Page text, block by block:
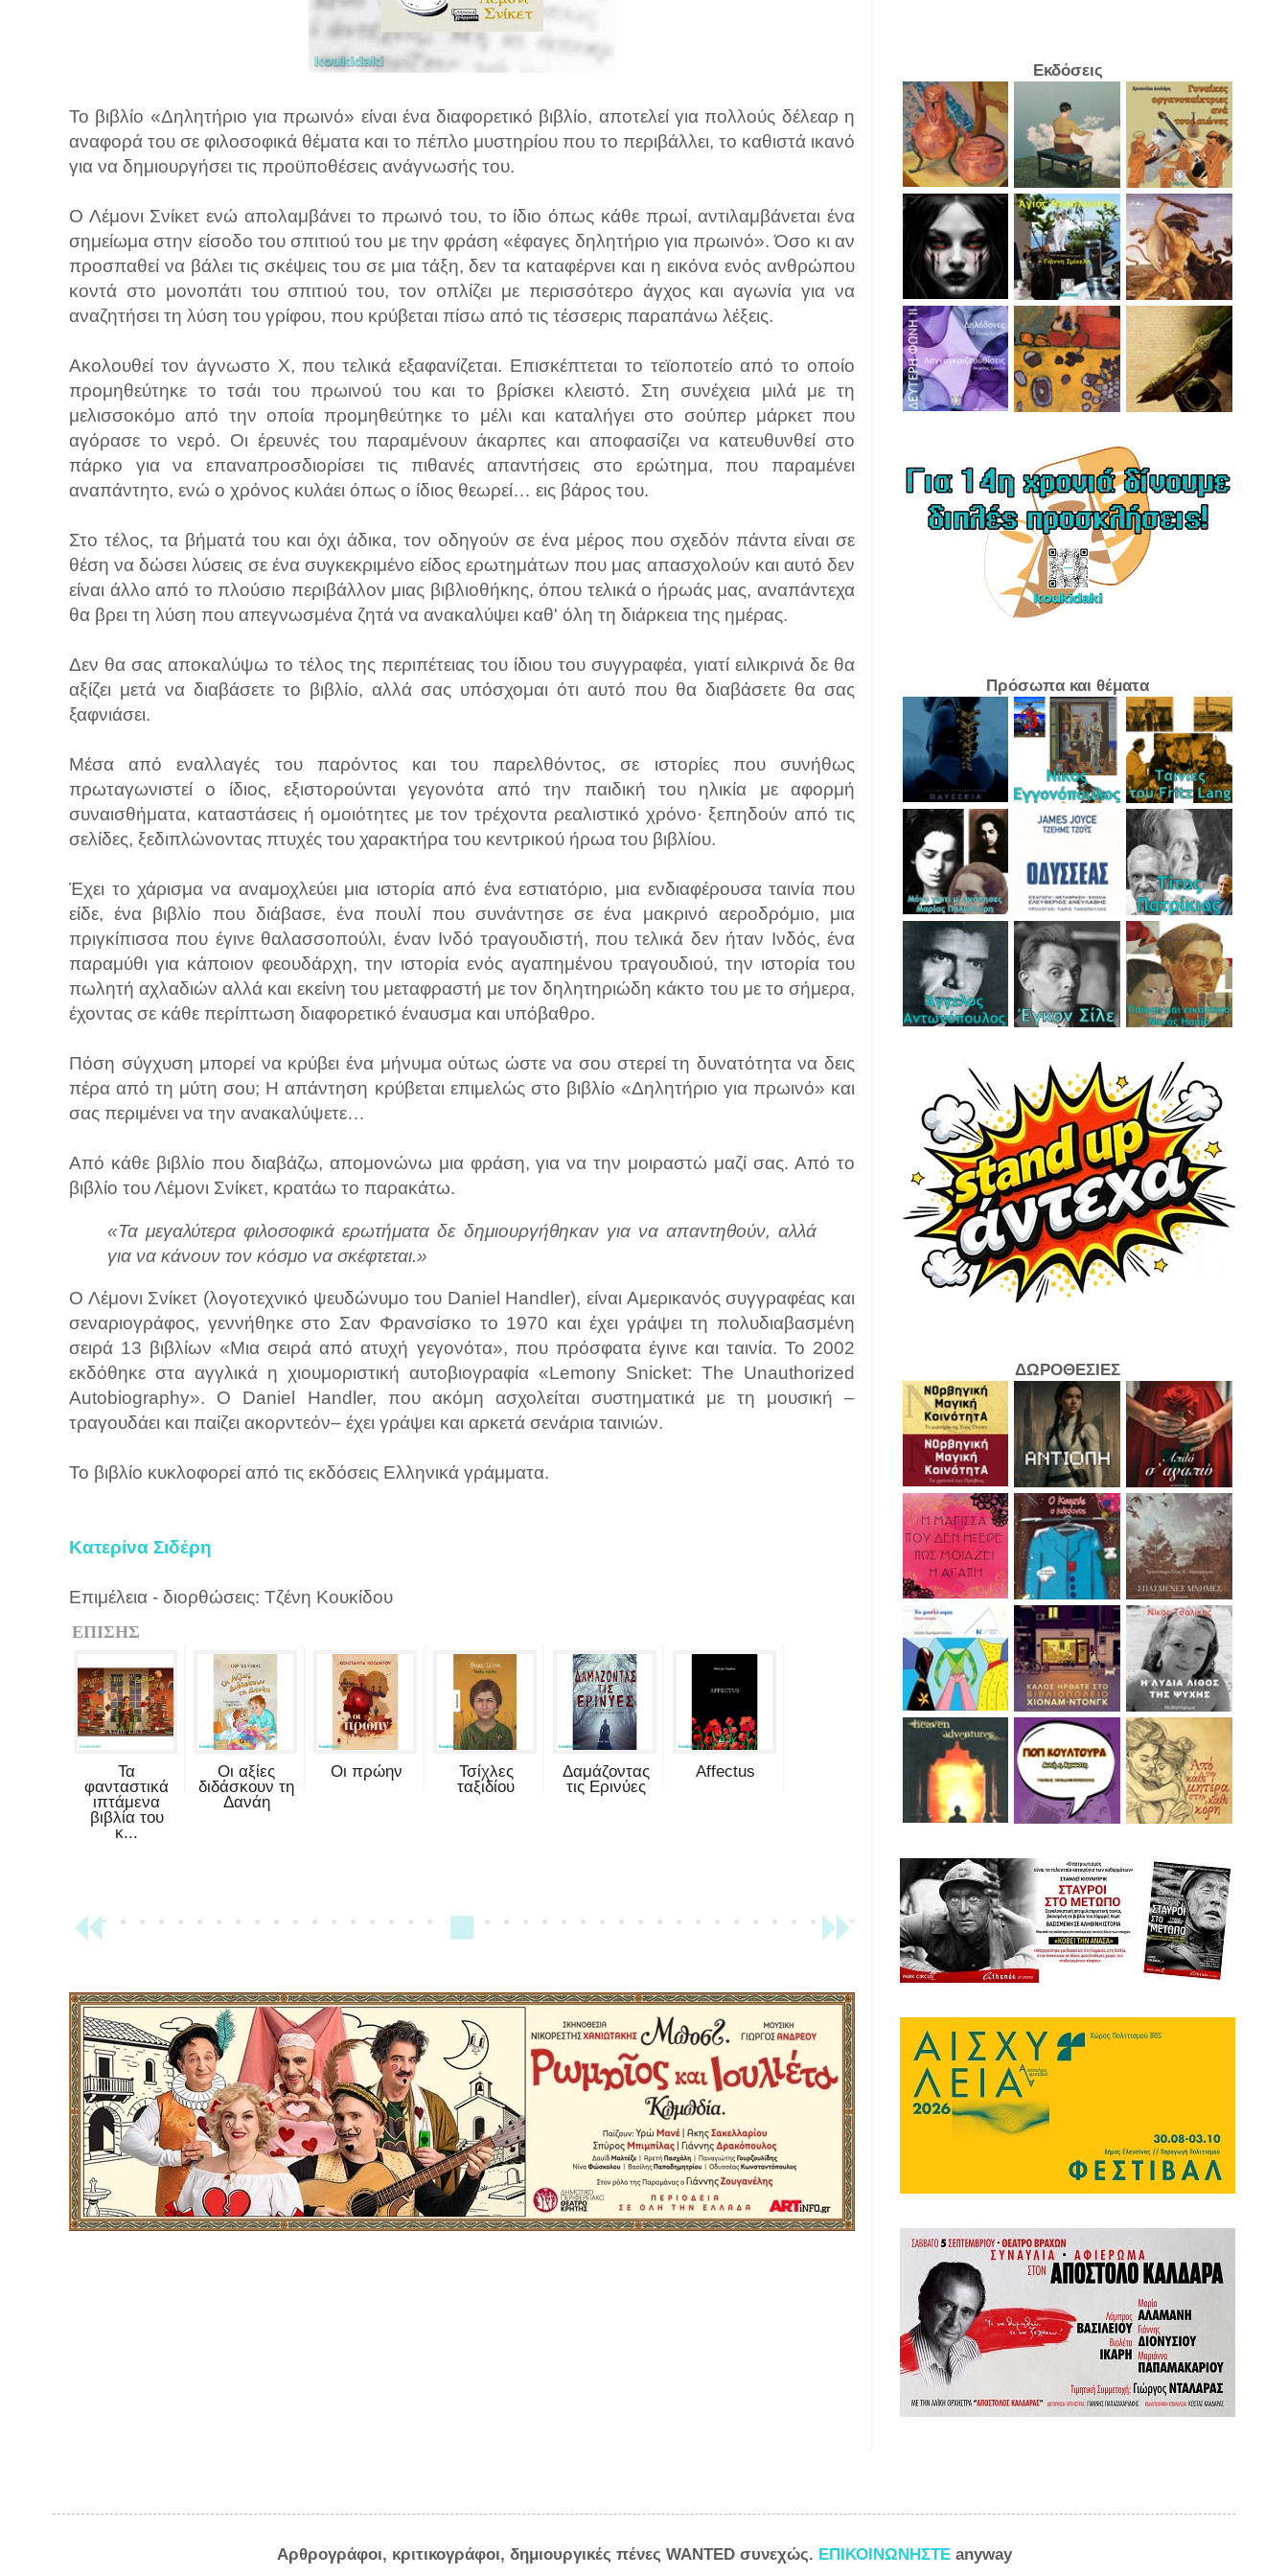
Το βιβλίο «Δηλητήριο για πρωινό» είναι ένα διαφορετικό βιβλίο, αποτελεί για πολλούς δέλεαρ η
αναφορά του σε φιλοσοφικά θέματα και το πέπλο μυστηρίου που το περιβάλλει, το καθιστά ικανό
για να δημιουργήσει τις προϋποθέσεις ανάγνωσής του.
Ο Λέμονι Σνίκετ ενώ απολαμβάνει το πρωινό του, το ίδιο όπως κάθε πρωί, αντιλαμβάνεται ένα
σημείωμα στην είσοδο του σπιτιού του με την φράση «έφαγες δηλητήριο για πρωινό». Όσο κι αν
προσπαθεί να βάλει τις σκέψεις του σε μια τάξη, δεν τα καταφέρνει και η εικόνα ενός ανθρώπου
κοντά στο μονοπάτι του σπιτιού του, τον οπλίζει με περισσότερο άγχος και αγωνία για να
αναζητήσει τη λύση του γρίφου, που κρύβεται πίσω από τις τέσσερις παραπάνω λέξεις.
Ακολουθεί τον άγνωστο Χ, που τελικά εξαφανίζεται. Επισκέπτεται το τεϊοποτείο από το οποίο
προμηθεύτηκε το τσάι του πρωινού του και το βρίσκει κλειστό. Στη συνέχεια μιλά με τη
μελισσοκόμο από την οποία προμηθεύτηκε το μέλι και καταλήγει στο σούπερ μάρκετ που
αγόρασε το νερό. Οι έρευνές του παραμένουν άκαρπες και αποφασίζει να κατευθυνθεί στο
πάρκο για να επαναπροσδιορίσει τις πιθανές απαντήσεις στο ερώτημα, που παραμένει
αναπάντητο, ενώ ο χρόνος κυλάει όπως ο ίδιος θεωρεί… εις βάρος του.
Στο τέλος, τα βήματά του και όχι άδικα, τον οδηγούν σε ένα μέρος που σχεδόν πάντα είναι σε
θέση να δώσει λύσεις σε ένα συγκεκριμένο είδος ερωτημάτων που μας απασχολούν και αυτό δεν
είναι άλλο από το πλούσιο περιβάλλον μιας βιβλιοθήκης, όπου τελικά ο ήρωάς μας, αναπάντεχα
θα βρει τη λύση που απεγνωσμένα ζητά να ανακαλύψει καθ' όλη τη διάρκεια της ημέρας.
Δεν θα σας αποκαλύψω το τέλος της περιπέτειας του ίδιου του συγγραφέα, γιατί ειλικρινά δε θα
αξίζει μετά να διαβάσετε το βιβλίο, αλλά σας υπόσχομαι ότι αυτό που θα διαβάσετε θα σας
ξαφνιάσει.
Μέσα από εναλλαγές του παρόντος και του παρελθόντος, σε ιστορίες που συνήθως
πρωταγωνιστεί ο ίδιος, εξιστορούνται γεγονότα από την παιδική του ηλικία με αφορμή
συναισθήματα, καταστάσεις ή ομοιότητες με τον τρέχοντα ρεαλιστικό χρόνο· ξεπηδούν από τις
σελίδες, ξεδιπλώνοντας πτυχές του χαρακτήρα του κεντρικού ήρωα του βιβλίου.
Έχει το χάρισμα να αναμοχλεύει μια ιστορία από ένα εστιατόριο, μια ενδιαφέρουσα ταινία που
είδε, ένα βιβλίο που διάβασε, ένα πουλί που συνάντησε σε ένα μακρινό αεροδρόμιο, μια
πριγκίπισσα που έγινε θαλασσοπούλι, έναν Ινδό τραγουδιστή, που τελικά δεν ήταν Ινδός, ένα
παραμύθι για κάποιον φεουδάρχη, την ιστορία ενός αγαπημένου τραγουδιού, την ιστορία του
πωλητή αχλαδιών αλλά και εκείνη του μεταφραστή με τον δηλητηριώδη κάκτο του με το σήμερα,
έχοντας σε κάθε περίπτωση διαφορετικό έναυσμα και υπόβαθρο.
Πόση σύγχυση μπορεί να κρύβει ένα μήνυμα ούτως ώστε να σου στερεί τη δυνατότητα να δεις
πέρα από τη μύτη σου; Η απάντηση κρύβεται επιμελώς στο βιβλίο «Δηλητήριο για πρωινό» και
σας περιμένει να την ανακαλύψετε…
Από κάθε βιβλίο που διαβάζω, απομονώνω μια φράση, για να την μοιραστώ μαζί σας. Από το
βιβλίο του Λέμονι Σνίκετ, κρατάω το παρακάτω.
«Τα μεγαλύτερα φιλοσοφικά ερωτήματα δε δημιουργήθηκαν για να απαντηθούν, αλλά
για να κάνουν τον κόσμο να σκέφτεται.»
Ο Λέμονι Σνίκετ (λογοτεχνικό ψευδώνυμο του Daniel Handler), είναι Αμερικανός συγγραφέας και
σεναριογράφος, γεννήθηκε στο Σαν Φρανσίσκο το 1970 και έχει γράψει τη πολυδιαβασμένη
σειρά 13 βιβλίων «Μια σειρά από ατυχή γεγονότα», που πρόσφατα έγινε και ταινία. Το 2002
εκδόθηκε στα αγγλικά η χιουμοριστική αυτοβιογραφία «Lemony Snicket: The Unauthorized
Autobiography». Ο Daniel Handler, που ακόμη ασχολείται συστηματικά με τη μουσική –
τραγουδάει και παίζει ακορντεόν– έχει γράψει και αρκετά σενάρια ταινιών.
Το βιβλίο κυκλοφορεί από τις εκδόσεις Ελληνικά γράμματα.
Κατερίνα Σιδέρη
Επιμέλεια - διορθώσεις: Τζένη Κουκίδου
ΕΠΙΣΗΣ
Τα
φανταστικά
ιπτάμενα
βιβλία του
κ...
Οι αξίες
διδάσκουν τη
Δανάη
Οι πρώην
Τσίχλες
ταξιδίου
Δαμάζοντας
τις Ερινύες
Affectus
Εκδόσεις
Πρόσωπα και θέματα
ΔΩΡΟΘΕΣΙΕΣ
Αρθρογράφοι, κριτικογράφοι, δημιουργικές πένες WANTED συνεχώς. ΕΠΙΚΟΙΝΩΝΗΣΤΕ anyway